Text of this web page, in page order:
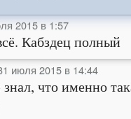
2015 в 1:57
Кабздец полный
июля 2015 в 14:44
что именно